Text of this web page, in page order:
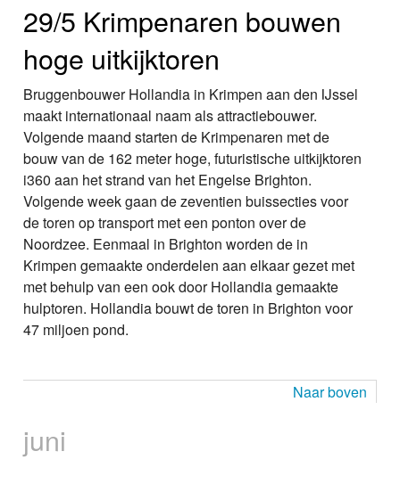
29/5 Krimpenaren bouwen
hoge uitkijktoren
Bruggenbouwer Hollandia in Krimpen aan den IJssel
maakt internationaal naam als attractiebouwer.
Volgende maand starten de Krimpenaren met de
bouw van de 162 meter hoge, futuristische uitkijktoren
i360 aan het strand van het Engelse Brighton.
Volgende week gaan de zeventien buissecties voor
de toren op transport met een ponton over de
Noordzee. Eenmaal in Brighton worden de in
Krimpen gemaakte onderdelen aan elkaar gezet met
met behulp van een ook door Hollandia gemaakte
hulptoren. Hollandia bouwt de toren in Brighton voor
47 miljoen pond.
Naar boven
juni